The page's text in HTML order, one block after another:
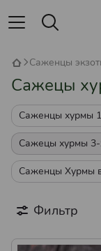
Саженцы
Сажецы
Саженцы хурмы
Сажецы хурмы 3-
Саженцы Хурмы
Фильтр